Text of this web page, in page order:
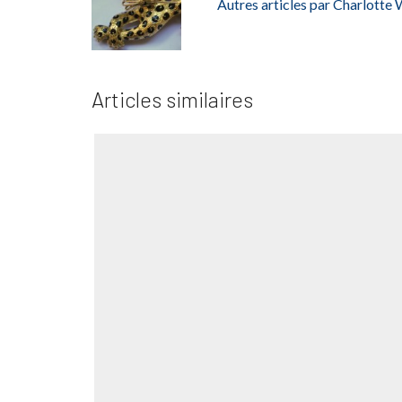
Autres articles par Charlotte
Articles similaires